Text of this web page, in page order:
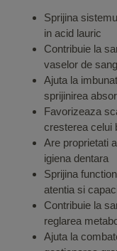
Sprijina
in acid lauric
Contribuie la
vaselor de
Ajuta la
sprijinirea
Favorizeaza
cresterea celui
Are proprietati
igiena dentara
Sprijina
atentia si
Contribuie la
reglarea
Ajuta la